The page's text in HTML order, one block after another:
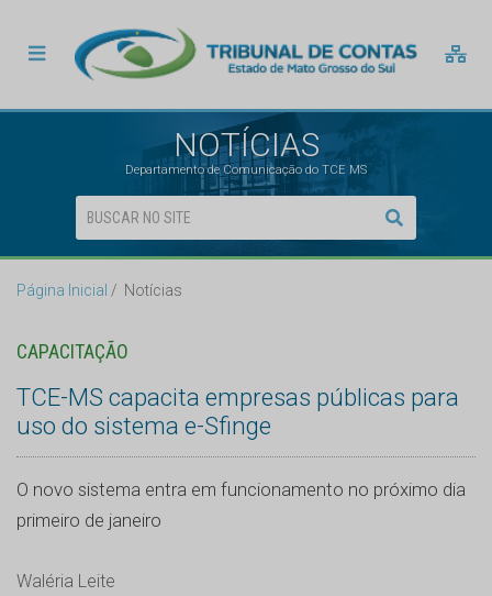
NOTÍCIAS
Departamento de Comunicação do TCE MS
Página Inicial Notícias
CAPACITAÇÃO
TCE-MS capacita empresas públicas para
uso do sistema e-Sfinge
O novo sistema entra em funcionamento no próximo dia
primeiro de janeiro
Waléria Leite